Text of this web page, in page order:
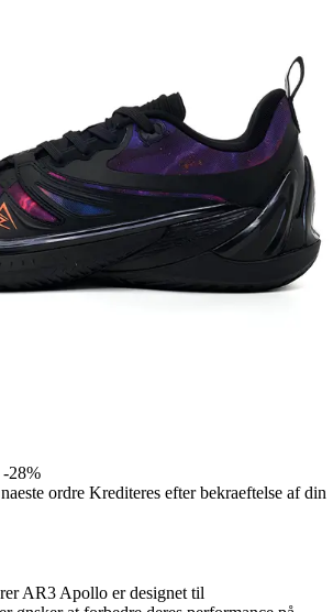
-28%
ordre Krediteres efter bekraeftelse af din
AR3 Apollo er designet til